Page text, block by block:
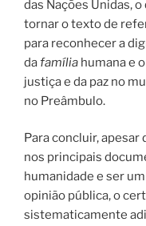
das Nações Unidas,
tornar o texto de
para reconhecer a
dafamília humana e
justiça e da paz no
no Preâmbulo.
Para concluir,
nos principais
humanidade e ser
opinião pública, o
sistematicamente